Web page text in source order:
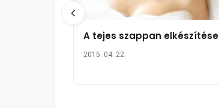
A tejes szappan elkészítése
2015. 04. 22.